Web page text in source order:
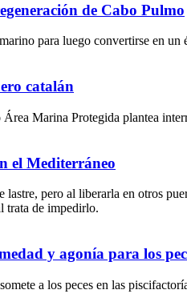
de Cabo Pulmo
para luego convertirse en
catalán
Marina Protegida plantea
el Mediterráneo
lastre, pero al liberarla en otros
trata de impedirlo.
y agonía para los
a los peces en las